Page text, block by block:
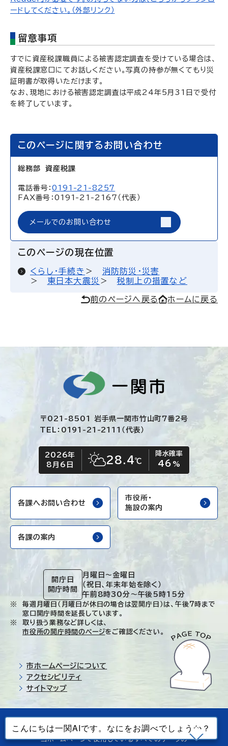
ードしてください。（外部リンク）
留意事項
すでに資産税課職員による被害認定調査を受けている場合は、
資産税課窓口にてお話しください。写真の持参が無くてもり災
証明書が取得いただけます。
なお、現地における被害認定調査は平成24年5月31日で受付
を終了しています。
このページに関するお問い合わせ
総務部 資産税課
電話番号：0191-21-8257
FAX番号：0191-21-2167（代表）
メールでのお問い合わせ
このページの現在位置
くらし・手続き
消防防災・災害
東日本大震災
税制上の措置など
前のページへ戻る ホームに戻る
〒021-8501 岩手県一関市竹山町7番2号
TEL：0191-21-2111（代表）
今日の日付
2026年
8月6日
今日の天気
晴れ時々くもり
28.4℃
降水確率
46 %
各課へお問い合わせ
市役所・
施設の案内
各課の案内
開庁日
開庁時間
月曜日～金曜日
（祝日、年末年始を除く）
午前8時30分～午後5時15分
毎週月曜日（月曜日が休日の場合は翌開庁日）は、午後7時まで
窓口開庁時間を延長しています。
取り扱う業務など詳しくは、
市役所の開庁時間のページをご確認ください。
市ホームページについて
アクセシビリティ
サイトマップ
© Ichinoseki-city. All rights reserved.
当ホームページで使用しているすべてのデータの